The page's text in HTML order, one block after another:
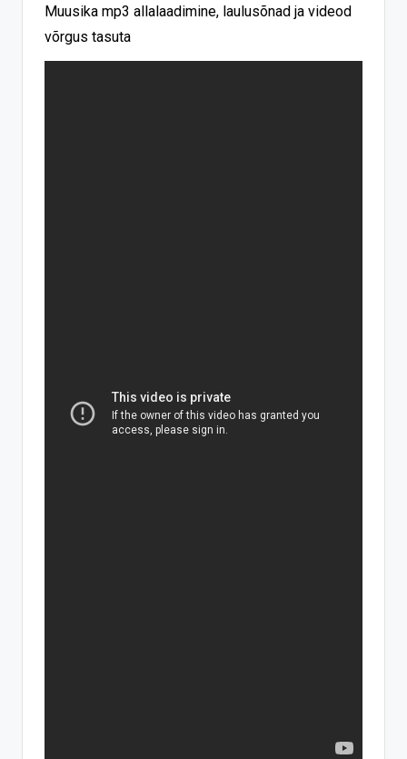
Muusika mp3 allalaadimine, laulusõnad ja videod
võrgus tasuta